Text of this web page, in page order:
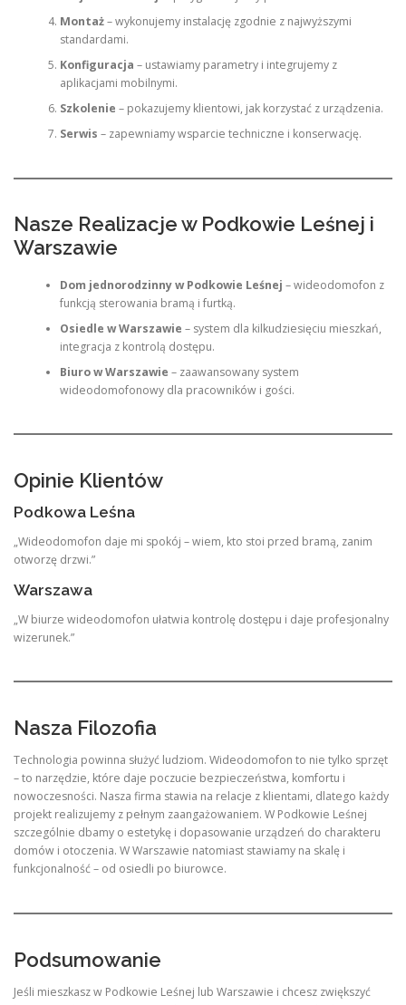
Montaż– wykonujemy instalację zgodnie z najwyższymi
standardami.
Konfiguracja – ustawiamy parametry i integrujemy z
aplikacjami mobilnymi.
Szkolenie – pokazujemy klientowi, jak korzystać z urządzenia.
Serwis – zapewniamy wsparcie techniczne i konserwację.
Nasze Realizacje w Podkowie Leśnej i
Warszawie
Dom jednorodzinny w Podkowie Leśnej – wideodomofon z
funkcją sterowania bramą i furtką.
Osiedle w Warszawie – system dla kilkudziesięciu mieszkań,
integracja z kontrolą dostępu.
Biuro w Warszawie – zaawansowany system
wideodomofonowy dla pracowników i gości.
Opinie Klientów
Podkowa Leśna
„Wideodomofon daje mi spokój – wiem, kto stoi przed bramą, zanim
otworzę drzwi.”
Warszawa
„W biurze wideodomofon ułatwia kontrolę dostępu i daje profesjonalny
wizerunek.”
Nasza Filozofia
Technologia powinna służyć ludziom. Wideodomofon to nie tylko sprzęt
– to narzędzie, które daje poczucie bezpieczeństwa, komfortu i
nowoczesności. Nasza firma stawia na relacje z klientami, dlatego każdy
projekt realizujemy z pełnym zaangażowaniem. W Podkowie Leśnej
szczególnie dbamy o estetykę i dopasowanie urządzeń do charakteru
domów i otoczenia. W Warszawie natomiast stawiamy na skalę i
funkcjonalność – od osiedli po biurowce.
Podsumowanie
Jeśli mieszkasz w Podkowie Leśnej lub Warszawie i chcesz zwiększyć